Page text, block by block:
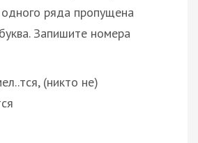
ряда пропущена
Запишите номера
(никто не)